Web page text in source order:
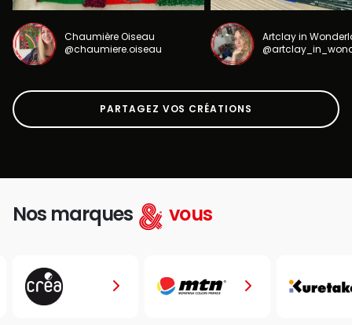
Chaumière Oiseau
@chaumiere.oiseau
Artclay in
PARTAGEZ VOS CRÉATIONS
Nos marques vous